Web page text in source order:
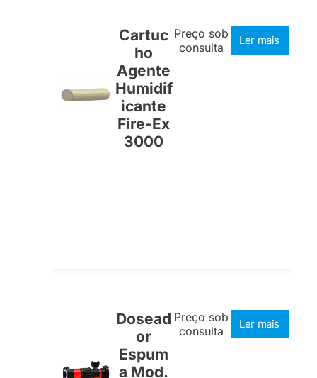
Cartuc
ho
Agente
Humidif
icante
Fire-Ex
3000
Preço sob
consulta
Ler mais
Dosead
or
Espum
a Mod.
Preço sob
consulta
Ler mais